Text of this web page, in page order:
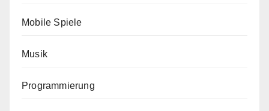
Mobile Spiele
Musik
Programmierung